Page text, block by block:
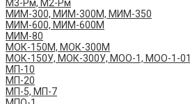
М3-Рм, М2-Рм
МИМ-300, МИМ-300М, МИМ-350
МИМ-600, МИМ-600М
МИМ-80
МОК-150М, МОК-300М
МОК-150У, МОК-300У, МОО-1, МОО-1-01
МП-10
МП-20
МП-5, МП-7